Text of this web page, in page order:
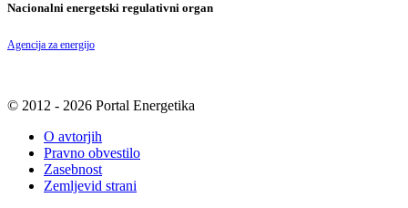
Nacionalni energetski regulativni organ
Agencija za energijo
© 2012 - 2026 Portal Energetika
O avtorjih
Pravno obvestilo
Zasebnost
Zemljevid strani